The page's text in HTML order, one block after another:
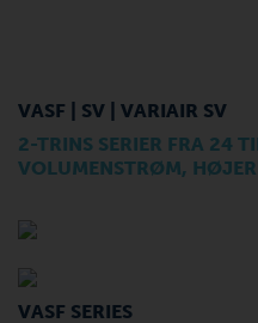
VASF | SV | VARIAIR SV
2-TRINS SERIER FRA 24
VOLUMENSTRØM,
VASF SERIES